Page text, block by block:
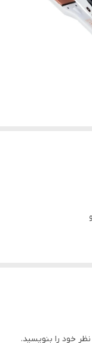
خود را بنویسید.